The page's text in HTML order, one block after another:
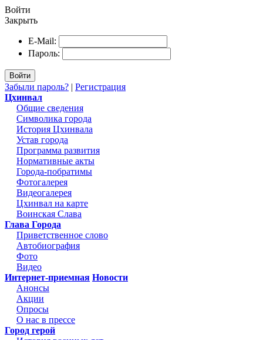
Войти
Закрыть
E-Mail:
Пароль:
Войти
Забыли пароль? | Регистрация
Цхинвал
Общие сведения
Символика города
История Цхинвала
Устав города
Программа развития
Нормативные акты
Города-побратимы
Фотогалерея
Видеогалерея
Цхинвал на карте
Воинская Слава
Глава Города
Приветственное слово
Автобиография
Фото
Видео
Интернет-приемная Новости
Анонсы
Акции
Опросы
О нас в прессе
Город герой